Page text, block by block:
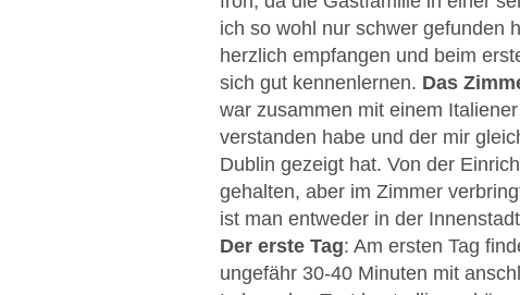
ich so wohl nur schwer gefunden
herzlich empfangen und beim
sich gut kennenlernen. Das
war zusammen mit einem
verstanden habe und der mir
Dublin gezeigt hat. Von der
gehalten, aber im Zimmer
ist man entweder in der
Der erste Tag: Am ersten Tag
ungefähr 30-40 Minuten mit